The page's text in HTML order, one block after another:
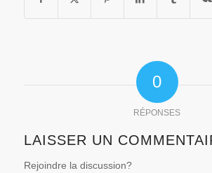
0
RÉPONSES
LAISSER UN
Rejoindre la discussion?